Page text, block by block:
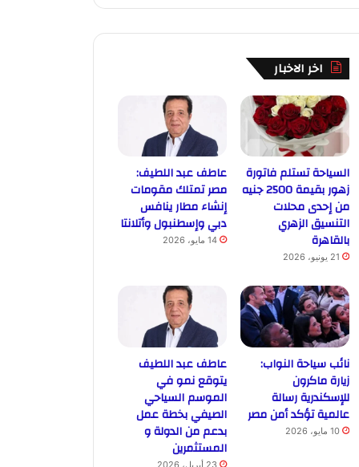
اخر الاخبار
السياحة تستلم فاتورة
زهور بقيمة 2500 جنيه
من إحدى محلات
التنسيق الزهري
بالقاهرة
21 يونيو، 2026
عاطف عبد اللطيف:
مصر تمتلك مقومات
إنشاء مطار ينافس
دبي وإسطنبول وأتلانتا
14 مايو، 2026
نائب سياحة النواب:
زيارة ماكرون
للإسكندرية رسالة
عالمية تؤكد أمن مصر
10 مايو، 2026
عاطف عبد اللطيف
يتوقع نمو في
الموسم السياحي
الصيفي بخطة عمل
بدعم من الدولة و
المستثمرين
23 أبريل، 2026